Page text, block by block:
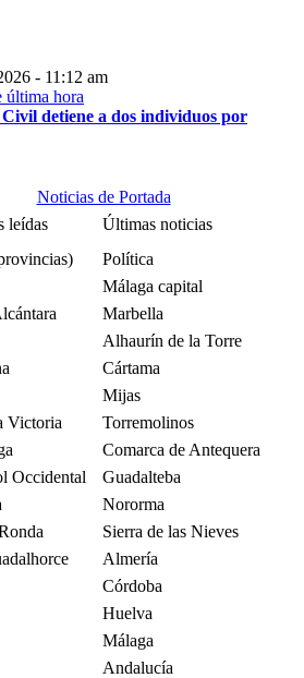
- 11:12 am
detiene a dos individuos por
Noticias de Portada
leídas
Últimas noticias
Política
Málaga capital
Marbella
Alhaurín de la Torre
Cártama
Mijas
Victoria
Torremolinos
Comarca de Antequera
Occidental
Guadalteba
Nororma
Sierra de las Nieves
Almería
Córdoba
Huelva
Málaga
Andalucía